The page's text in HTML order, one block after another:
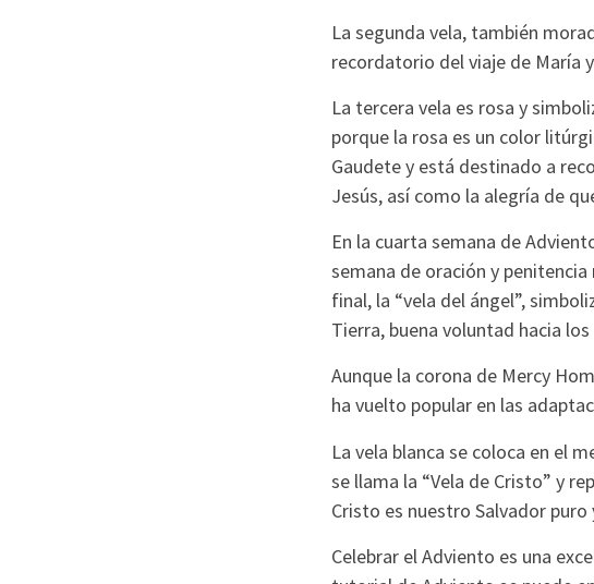
La segunda vela, también
recordatorio del viaje de María
La tercera vela es rosa y
porque la rosa es un color
Gaudete y está destinado a
Jesús, así como la alegría de
En la cuarta semana de
semana de oración y
final, la “vela del ángel”,
Tierra, buena voluntad hacia los
Aunque la corona de Mercy
ha vuelto popular en las
La vela blanca se coloca en el
se llama la “Vela de Cristo” y
Cristo es nuestro Salvador puro
Celebrar el Adviento es una